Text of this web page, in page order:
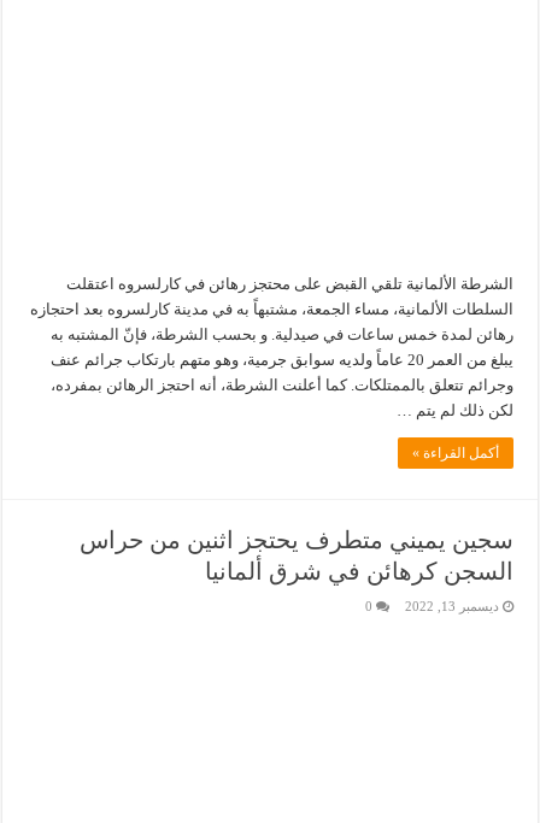
الشرطة الألمانية تلقي القبض على محتجز رهائن في كارلسروه اعتقلت
السلطات الألمانية، مساء الجمعة، مشتبهاً به في مدينة كارلسروه بعد احتجازه
رهائن لمدة خمس ساعات في صيدلية. و بحسب الشرطة، فإنّ المشتبه به
يبلغ من العمر 20 عاماً ولديه سوابق جرمية، وهو متهم بارتكاب جرائم عنف
وجرائم تتعلق بالممتلكات. كما أعلنت الشرطة، أنه احتجز الرهائن بمفرده،
لكن ذلك لم يتم …
أكمل القراءة »
سجين يميني متطرف يحتجز اثنين من حراس
السجن كرهائن في شرق ألمانيا
ديسمبر 13, 2022 0